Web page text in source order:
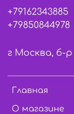
Главная
О магазине
+79162343885
+79850844978
г Москва, б-